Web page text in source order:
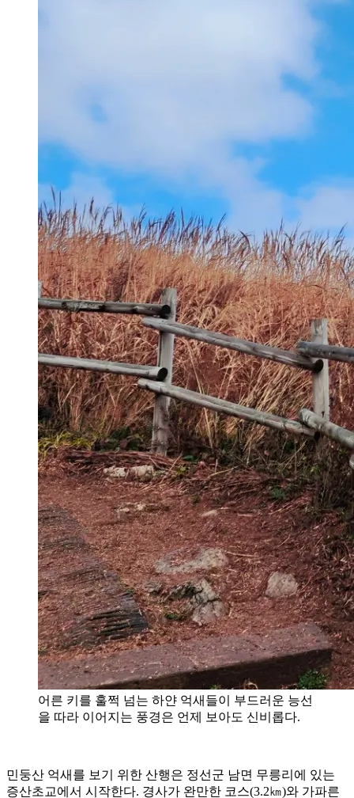
어른 키를 훌쩍 넘는 하얀 억새들이 부드러운 능선
을 따라 이어지는 풍경은 언제 보아도 신비롭다.
민둥산 억새를 보기 위한 산행은 정선군 남면 무릉리에 있는
증산초교에서 시작한다. 경사가 완만한 코스(3.2㎞)와 가파른